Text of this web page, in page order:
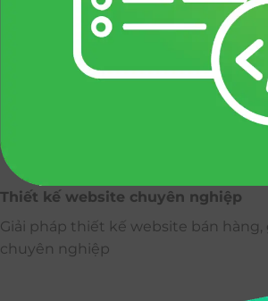
Thiết kế website chuyên nghiệp
Giải pháp thiết kế website bán
chuyên nghiệp